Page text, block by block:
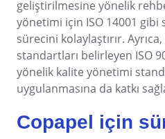
Teknoloji
Tüketim Malları
Üretim
Gıda ve İçecek
ISO 9001
ISO 27001
ISO 22000
Storeroom
Supplier
geliştirilmesine yönelik
yönetimi için ISO 14001 gibi
sürecini kolaylaştırır.
standartları belirleyen ISO
yönelik kalite yönetimi
uygulanmasına da katkı
Copapel için